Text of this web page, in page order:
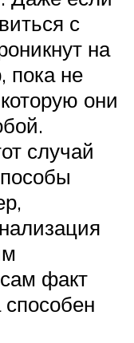
с
на
пока не
они
случай
факт